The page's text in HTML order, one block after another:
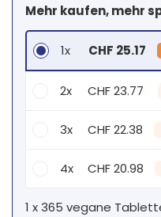
Mehr kaufen, mehr
1x CHF 25.17
2x CHF 23.77
3x CHF 22.38
4x CHF 20.98
Dein
1 x365 vegane